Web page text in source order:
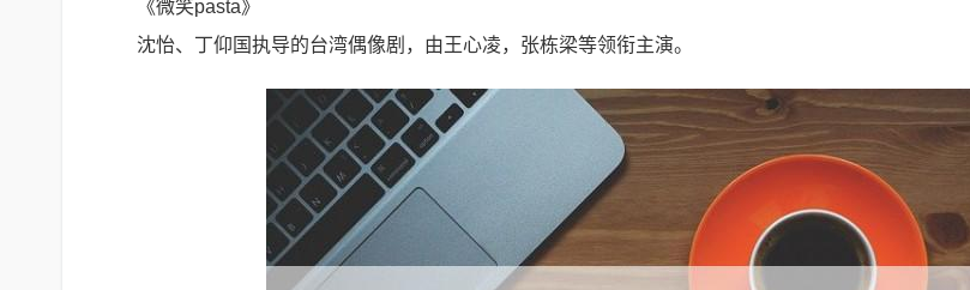
《微笑pasta》
沈怡、丁仰国执导的台湾偶像剧，由王心凌，张栋梁等领衔主演。